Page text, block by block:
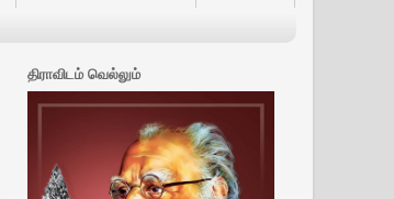
திராவிடம் வெல்லும்